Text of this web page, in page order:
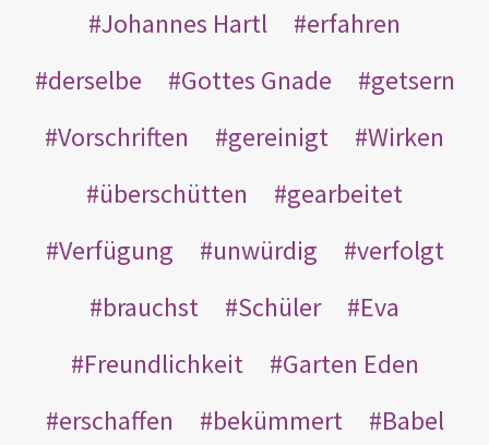
Johannes Hartl
erfahren
derselbe
Gottes Gnade
getsern
Vorschriften
gereinigt
Wirken
überschütten
gearbeitet
Verfügung
unwürdig
verfolgt
brauchst
Schüler
Eva
Freundlichkeit
Garten Eden
erschaffen
bekümmert
Babel